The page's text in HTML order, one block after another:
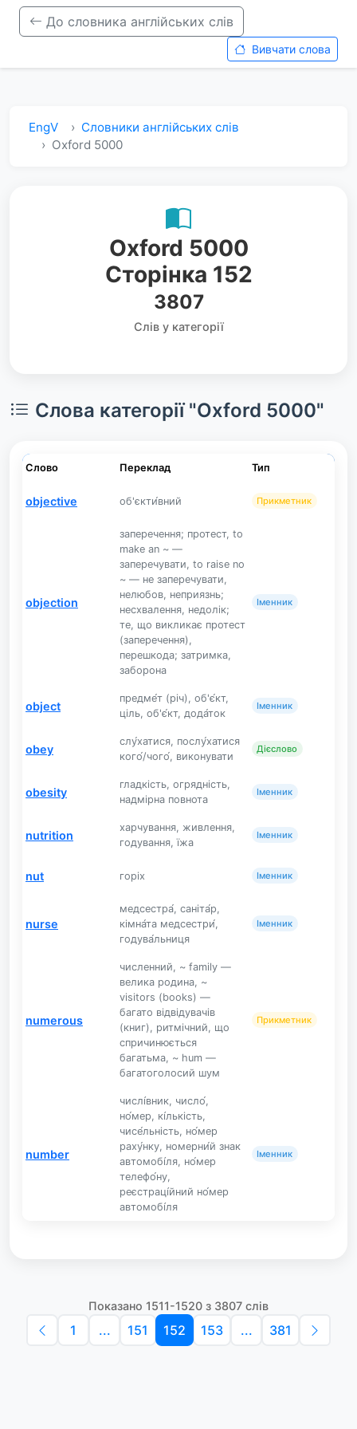
До словника англійських слів
Вивчати слова
EngV
Словники англійських слів
Oxford 5000
Oxford 5000
Сторінка 152
3807
Слів у категорії
Слова категорії "Oxford 5000"
Слово Переклад Тип
objective об'єкти́вний Прикметник
objection
заперечення; протест, to
make an ~ —
заперечувати, to raise no
~ — не заперечувати,
нелюбов, неприязнь;
несхвалення, недолік;
те, що викликає протест
(заперечення),
перешкода; затримка,
заборона
Іменник
object
предме́т (річ), об'є́кт,
ціль, об'є́кт, дода́ток
Іменник
obey
слу́хатися, послу́хатися
кого́/чого́, виконувати
Дієслово
obesity
гладкість, огрядність,
надмірна повнота
Іменник
nutrition
харчування, живлення,
годування, їжа
Іменник
nut горіх Іменник
nurse
медсестра́, саніта́р,
кімна́та медсестри́,
годува́льниця
Іменник
numerous
численний, ~ family —
велика родина, ~
visitors (books) —
багато відвідувачів
(книг), ритмічний, що
спричинюється
багатьма, ~ hum —
багатоголосий шум
Прикметник
number
числі́вник, число́,
но́мер, кі́лькість,
чисе́льність, но́мер
раху́нку, номерни́й знак
автомобі́ля, но́мер
телефо́ну,
реєстраці́йний но́мер
автомобі́ля
Іменник
Показано 1511-1520 з 3807 слів
1 ... 151 152 153 ... 381